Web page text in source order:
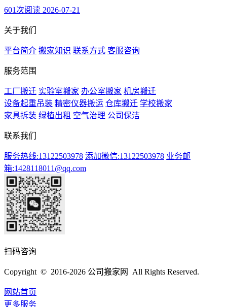
601次阅读 2026-07-21
关于我们
平台简介 搬家知识 联系方式 客服咨询
服务范围
工厂搬迁 实验室搬家 办公室搬家 机房搬迁
设备起重吊装 精密仪器搬运 仓库搬迁 学校搬家
家具拆装 绿植出租 空气治理 公司保洁
联系我们
服务热线:13122503978 添加微信:13122503978 业务邮
箱:1428118011@qq.com
扫码咨询
Copyright © 2016-2026 公司搬家网 All Rights Reserved.
网站首页
更多服务